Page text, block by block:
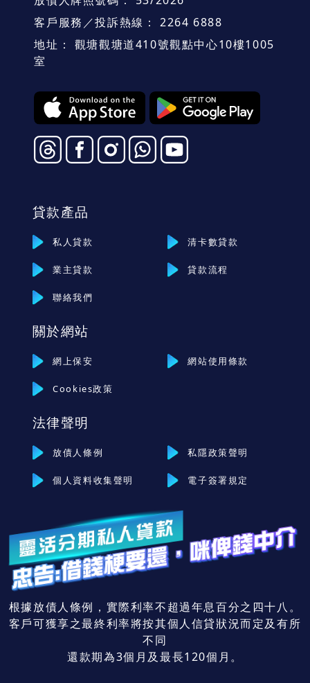
客戶服務／投訴熱線： 2264 6888
地址： 觀塘觀塘道410號觀點中心10樓1005
室
貸款產品
私人貸款 清卡數貸款
業主貸款 貸款流程
聯絡我們
關於網站
網上保安 網站使用條款
Cookies政策
法律聲明
放債人條例 私隱政策聲明
個人資料收集聲明 電子簽署規定
根據放債人條例，實際利率不超過年息百分之四十八。
客戶可獲享之最終利率將按其個人信貸狀況而定及有所
不同
還款期為3個月及最長120個月。